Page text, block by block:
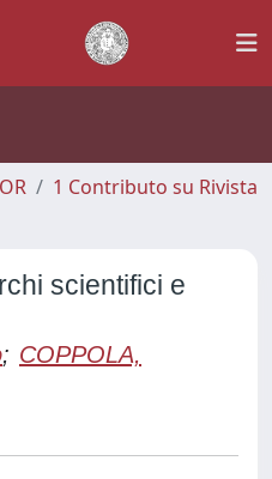
1 Contributo su Rivista
scientifici e
; COPPOLA,